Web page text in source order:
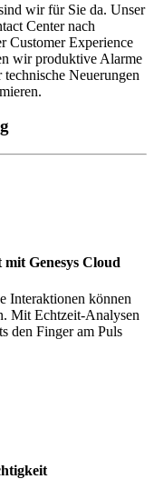
wir für Sie da. Unser
Center nach
Customer Experience
wir produktive Alarme
Neuerungen
Genesys Cloud
Interaktionen können
Mit Echtzeit-Analysen
den Finger am Puls